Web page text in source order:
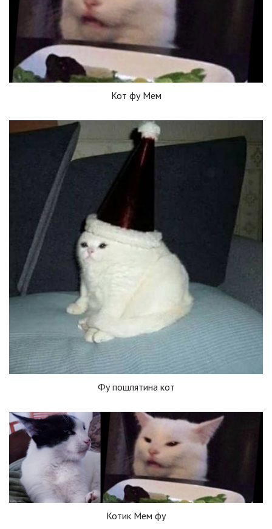
Кот фу Мем
Фу пошлятина кот
Котик Мем фу